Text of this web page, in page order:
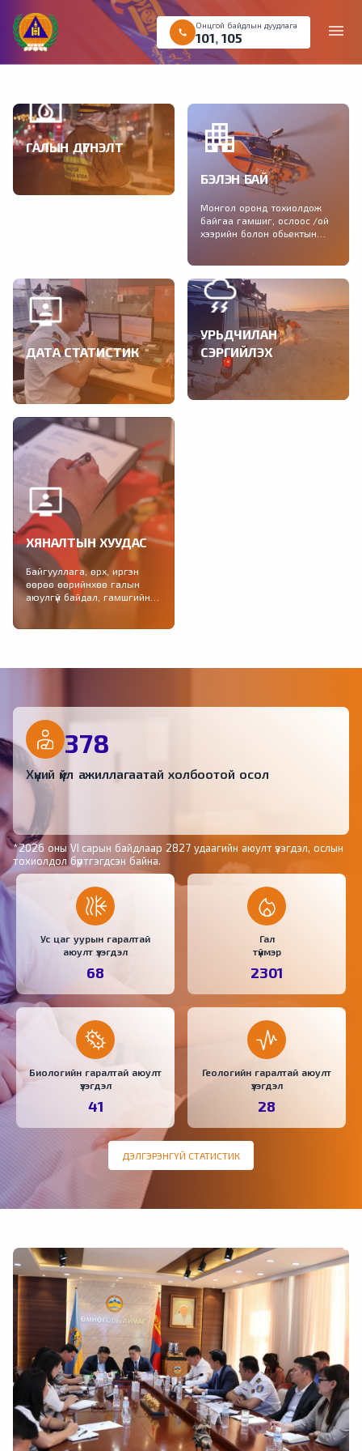
menu
call
Онцгой байдлын дуудлага
101 ,105
ГАЛЫН ДҮГНЭЛТ
Галын аюулгүй байдлын
дүгнэлт авах хүсэлтийг
БЭЛЭН БАЙ
Монгол оронд тохиолдож
байгаа гамшиг, ослоос /ой
хээрийн болон обьектын
зөвлөмжийг хүргэж байна.
ДАТА СТАТИСТИК
Тохиолдсон гамшигт үзэгдэл,
учирсан хохирол, өссөн
дүнгээр, үндсэн үзүүлэлтээр,
улсын дүн, сараар...
УРЬДЧИЛАН
СЭРГИЙЛЭХ
2021-2025 онд зохион
байгуулагдах Гамшгаас
ХЯНАЛТЫН ХУУДАС
Байгууллага, өрх, иргэн
өөрөө өөрийнхөө галын
аюулгүй байдал, гамшгийн
378
Хүний үйл ажиллагаатай холбоотой осол
*2026 оны VI сарын байдлаар 2827 удаагийн аюулт үзэгдэл, ослын
тохиолдол бүртгэгдсэн байна.
Ус цаг уурын гаралтай
аюулт үзэгдэл
68
Гал
түймэр
2301
Биологийн гаралтай аюулт
үзэгдэл
41
Геологийн гаралтай аюулт
үзэгдэл
28
ДЭЛГЭРЭНГҮЙ СТАТИСТИК